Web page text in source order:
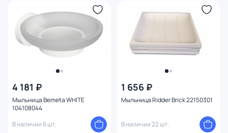
4 181 ₽
Мыльница Bemeta WHITE
104108044
В наличии 6 шт.
1 656 ₽
Мыльница Ridder Brick 22150301
В наличии 22 шт.